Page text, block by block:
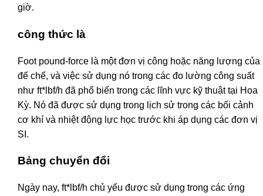
giờ.
công thức là
Foot pound-force là một đơn vị công hoặc năng lượng của
đế chế, và việc sử dụng nó trong các đo lường công suất
như ft*lbf/h đã phổ biến trong các lĩnh vực kỹ thuật tại Hoa
Kỳ. Nó đã được sử dụng trong lịch sử trong các bối cảnh
cơ khí và nhiệt động lực học trước khi áp dụng các đơn vị
SI.
Bảng chuyển đổi
Ngày nay, ft*lbf/h chủ yếu được sử dụng trong các ứng